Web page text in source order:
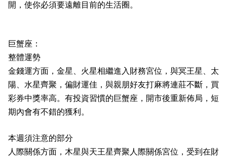
開，使你必須要遠離目前的生活圈。
巨蟹座：
整體運勢
金錢運方面，金星、火星相繼進入財務宮位，與冥王星、太
陽、水星齊聚，偏財運佳，與親朋好友打麻將連莊不斷，買
彩券中獎率高。有投資習慣的巨蟹座，開市後重新佈局，短
期內會有不錯的獲利。
本週須注意的部分
人際關係方面，木星與天王星齊聚人際關係宮位，受到在財